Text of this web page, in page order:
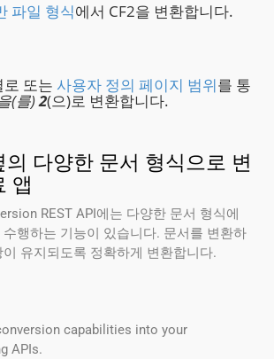
파일 형식에서 CF2을 변환합니다.
또는 사용자 정의 페이지 범위를 통
(를)2(으)로 변환합니다.
의 다양한 문서 형식으로 변
앱
REST API에는 다양한 문서 형식에
행하는 기능이 있습니다. 문서를 변환하
유지되도록 정확하게 변환합니다.
capabilities into your
APIs.